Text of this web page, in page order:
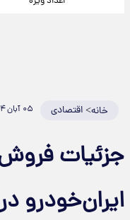
خانه>اقتصادی ۰۵ آبان ۱۴۰۴
جزئیات